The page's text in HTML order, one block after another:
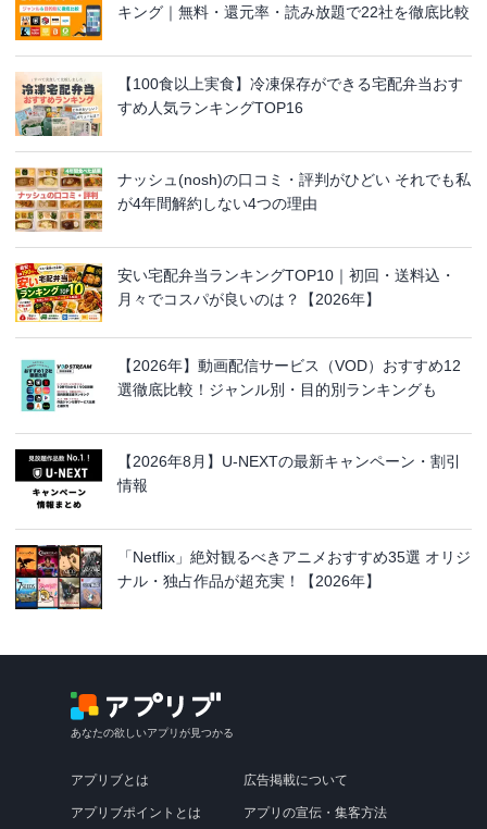
キング｜無料・還元率・読み放題で22社を徹底比較
【100食以上実食】冷凍保存ができる宅配弁当おす
すめ人気ランキングTOP16
ナッシュ(nosh)の口コミ・評判がひどい それでも私
が4年間解約しない4つの理由
安い宅配弁当ランキングTOP10｜初回・送料込・
月々でコスパが良いのは？【2026年】
【2026年】動画配信サービス（VOD）おすすめ12
選徹底比較！ジャンル別・目的別ランキングも
【2026年8月】U-NEXTの最新キャンペーン・割引
情報
「Netflix」絶対観るべきアニメおすすめ35選 オリジ
ナル・独占作品が超充実！【2026年】
あなたの欲しいアプリが見つかる
アプリブとは
アプリブポイントとは
広告掲載について
アプリの宣伝・集客方法